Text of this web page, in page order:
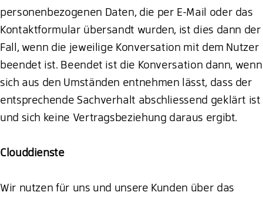
personenbezogenen Daten, die per E-Mail oder das
Kontaktformular übersandt wurden, ist dies dann der
Fall, wenn die jeweilige Konversation mit dem Nutzer
beendet ist. Beendet ist die Konversation dann, wenn
sich aus den Umständen entnehmen lässt, dass der
entsprechende Sachverhalt abschliessend geklärt ist
und sich keine Vertragsbeziehung daraus ergibt.
Clouddienste
Wir nutzen für uns und unsere Kunden über das